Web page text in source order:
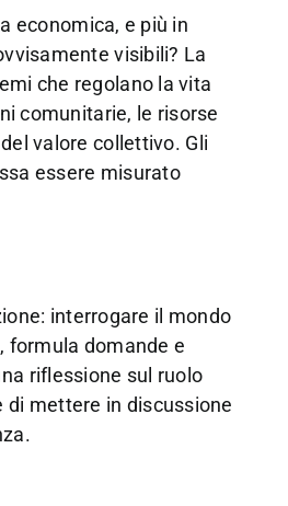
economica, e più in
visibili? La
che regolano la vita
comunitarie, le risorse
valore collettivo. Gli
essere misurato
interrogare il mondo
formula domande e
riflessione sul ruolo
di mettere in discussione